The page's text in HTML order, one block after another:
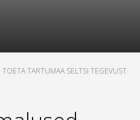
TOETA TARTUMAA SELTSI TEGEVUST